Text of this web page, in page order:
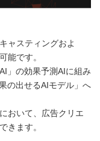
ャスティングおよ
能です。
」の効果予測AIに組み
の出せるAIモデル」へ
おいて、広告クリエ
きます。